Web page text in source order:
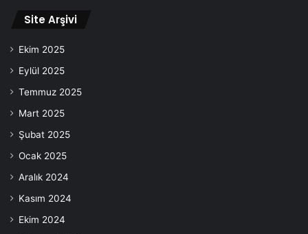
Site Arşivi
Ekim 2025
Eylül 2025
Temmuz 2025
Mart 2025
Şubat 2025
Ocak 2025
Aralık 2024
Kasım 2024
Ekim 2024